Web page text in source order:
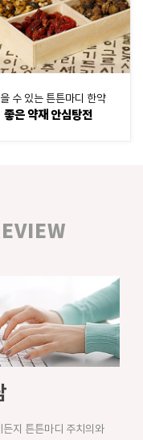
수 있는 튼튼마디 한약
좋은 약재 안심탕전
지 튼튼마디 주치의와